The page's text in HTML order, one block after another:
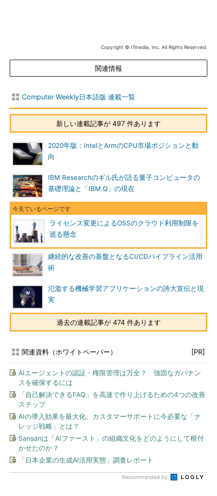
Copyright © ITmedia, Inc. All Rights Reserved.
関連情報
Computer Weekly日本語版 連載一覧
新しい連載記事が 497 件あります
2020年版：IntelとArmのCPU市場ポジションと動
向
IBM Researchのギル氏が語る量子コンピュータの
基礎理論と「IBM Q」の現在
ライセンス変更によるOSSのクラウド利用制限を
巡る懸念
継続的な改善の基盤となるCI/CDパイプライン活用
術
氾濫する機械学習アプリケーションの誇大宣伝と現
実
過去の連載記事が 474 件あります
関連資料（ホワイトペーパー） [PR]
AIエージェントの認証・権限管理は万全？ 強固なガバナン
スを確保するには
「自己解決できるFAQ」を高速で作り上げるための4つの改善
ステップ
AIの導入効果を最大化、カスタマーサポートに今必要な「ナ
レッジ戦略」とは？
Sansanは「AIファースト」の組織文化をどのようにして根付
かせたのか？
「日本企業の生成AI活用実態」調査レポート
Recommended by